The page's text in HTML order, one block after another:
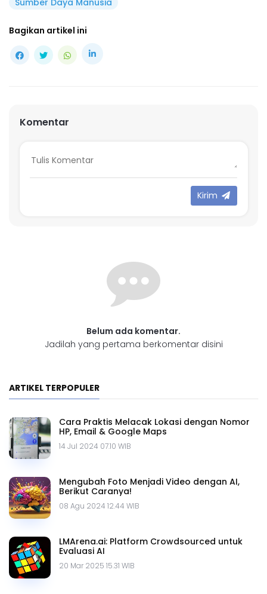
Bagikan artikel ini
Komentar
Kirim
Belum ada komentar.
Jadilah yang pertama berkomentar disini
ARTIKEL TERPOPULER
Cara Praktis Melacak Lokasi dengan Nomor
HP, Email & Google Maps
14 Jul 2024 07.10 WIB
Mengubah Foto Menjadi Video dengan AI,
Berikut Caranya!
08 Agu 2024 12.44 WIB
LMArena.ai: Platform Crowdsourced untuk
Evaluasi AI
20 Mar 2025 15.31 WIB